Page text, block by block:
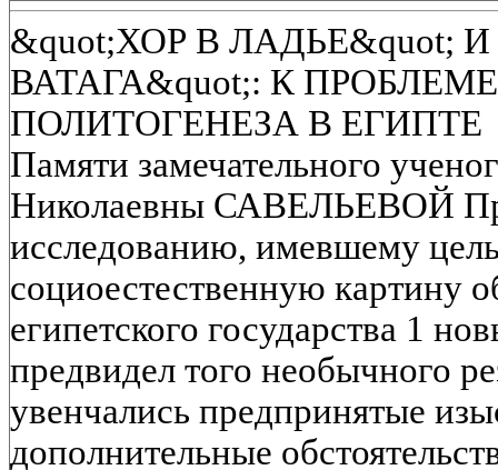
&quot;ХОР В ЛАДЬЕ&quot;
ВАТАГА&quot;: К
ПОЛИТОГЕНЕЗА В ЕГИПТЕ
Памяти замечательного
Николаевны САВЕЛЬЕВОЙ
исследованию, имевшему
социоестественную картину
египетского государства 1
предвидел того необычного
увенчались предпринятые
дополнительные